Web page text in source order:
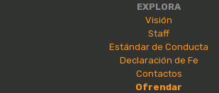
EXPLORA
Visión
Staff
Estándar de Conducta
Declaración de Fe
Contactos
Ofrendar